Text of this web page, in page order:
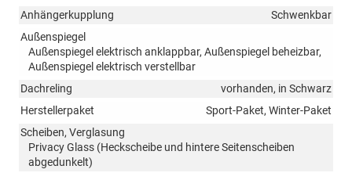
Anhängerkupplung
Schwenkbar
Außenspiegel
Außenspiegel elektrisch anklappbar, Außenspiegel beheizbar,
Außenspiegel elektrisch verstellbar
Dachreling
vorhanden, in Schwarz
Herstellerpaket
Sport-Paket, Winter-Paket
Scheiben, Verglasung
Privacy Glass (Heckscheibe und hintere Seitenscheiben
abgedunkelt)